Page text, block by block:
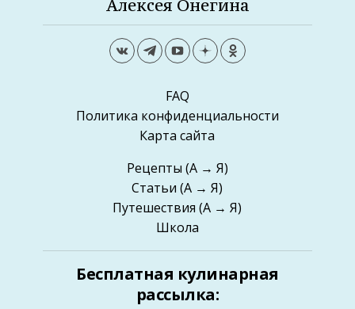
Алексея Онегина
FAQ
Политика конфиденциальности
Карта сайта
Рецепты (А → Я)
Статьи (А → Я)
Путешествия (А → Я)
Школа
Бесплатная кулинарная
рассылка: